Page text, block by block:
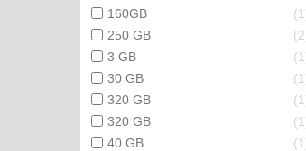
160GB
1
250 GB
2
3 GB
1
30 GB
1
320 GB
1
320 GB
1
40 GB
1